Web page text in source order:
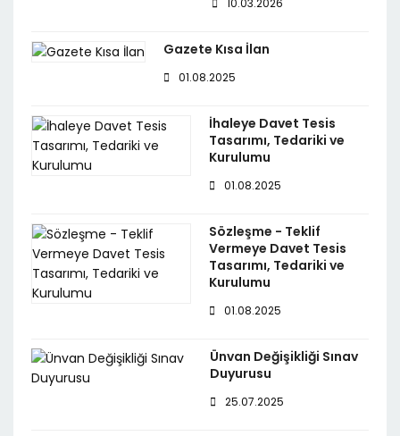
10.03.2026
Gazete Kısa İlan
01.08.2025
İhaleye Davet Tesis
Tasarımı, Tedariki ve
Kurulumu
01.08.2025
Sözleşme - Teklif
Vermeye Davet Tesis
Tasarımı, Tedariki ve
Kurulumu
01.08.2025
Ünvan Değişikliği Sınav
Duyurusu
25.07.2025